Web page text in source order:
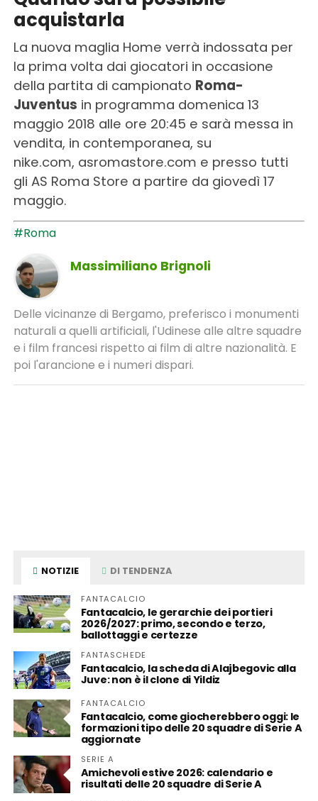
acquistarla
La nuova maglia Home verrà indossata per
la prima volta dai giocatori in occasione
della partita di campionato Roma-
Juventus in programma domenica 13
maggio 2018 alle ore 20:45 e sarà messa in
vendita, in contemporanea, su
nike.com, asromastore.com e presso tutti
gli AS Roma Store a partire da giovedì 17
maggio.
#Roma
Massimiliano Brignoli
Delle vicinanze di Bergamo, preferisco i monumenti
naturali a quelli artificiali, l'Udinese alle altre squadre
e i film francesi rispetto ai film di altre nazionalità. E
poi l'arancione e i numeri dispari.
NOTIZIE DI TENDENZA
FANTACALCIO
Fantacalcio, le gerarchie dei portieri
2026/2027: primo, secondo e terzo,
ballottaggi e certezze
FANTASCHEDE
Fantacalcio, la scheda di Alajbegovic alla
Juve: non è il clone di Yildiz
FANTACALCIO
Fantacalcio, come giocherebbero oggi: le
formazioni tipo delle 20 squadre di Serie A
aggiornate
SERIE A
Amichevoli estive 2026: calendario e
risultati delle 20 squadre di Serie A